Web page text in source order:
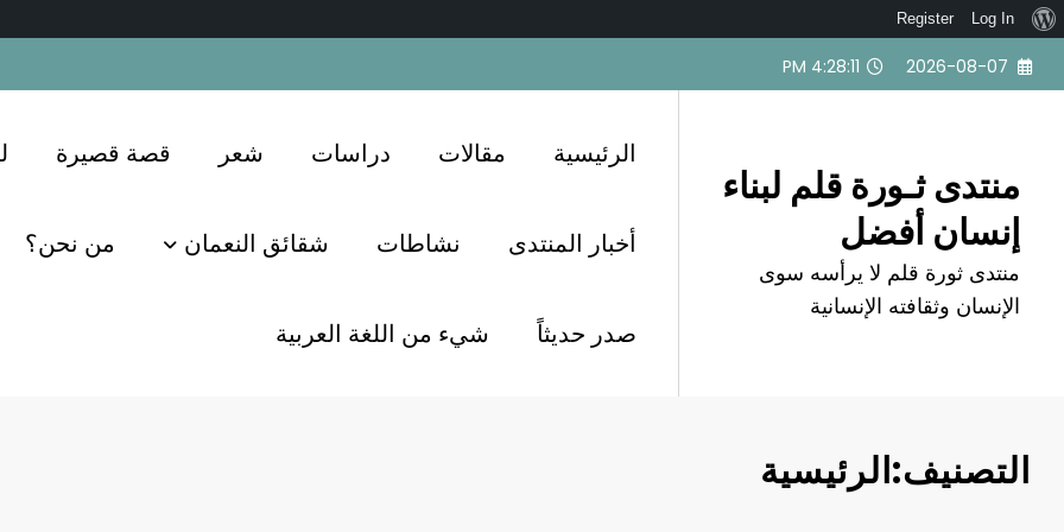
نبذة
عن
ووردبريس
Log In
Register
التجاوز
2026-08-07
4:28:12 PM
منتدى ثـورة قلم لبناء
إنسان أفضل
منتدى ثورة قلم لا يرأسه سوى
الإنسان وثقافته الإنسانية
الرئيسية مقالات دراسات شعر قصة قصيرة
أخبار المنتدى نشاطات شقائق النعمان من نحن؟
صدر حديثاً شيء من اللغة العربية
التصنيف:الرئيسية